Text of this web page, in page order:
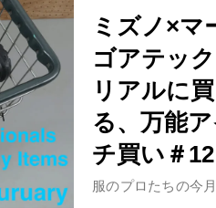
ミズノ×マ
ゴアテッ
リアルに
る、万能
チ買い＃12
服のプロたちの今